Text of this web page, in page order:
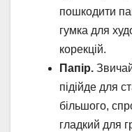
пошкодити
гумка для
корекцій.
Папір.
підійде для
більшого,
гладкий для